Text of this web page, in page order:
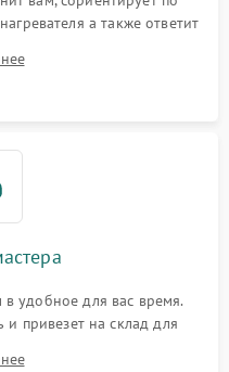
а также ответит
удобное для вас время.
и привезет на склад для